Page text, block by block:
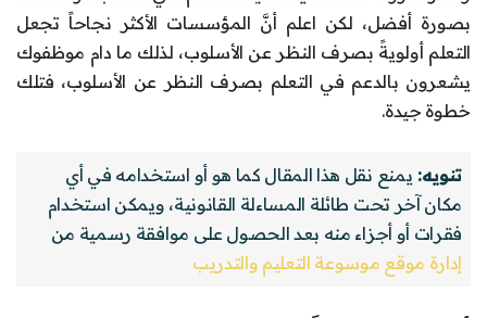
بصورة أفضل، لكن اعلم أنَّ المؤسسات الأكثر نجاحاً تجعل
التعلم أولويةً بصرف النظر عن الأسلوب، لذلك ما دام موظفوك
يشعرون بالدعم في التعلم بصرف النظر عن الأسلوب، فتلك
خطوة جيدة.
تنويه: يمنع نقل هذا المقال كما هو أو استخدامه في أي
مكان آخر تحت طائلة المساءلة القانونية، ويمكن استخدام
فقرات أو أجزاء منه بعد الحصول على موافقة رسمية من
إدارة موقع موسوعة التعليم والتدريب